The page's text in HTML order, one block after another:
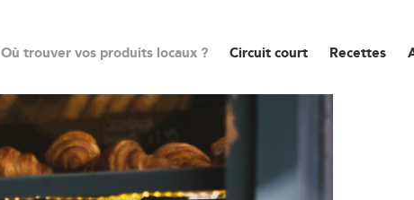
Où trouver vos produits locaux ? Circuit court Recettes